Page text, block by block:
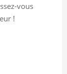
vous
!